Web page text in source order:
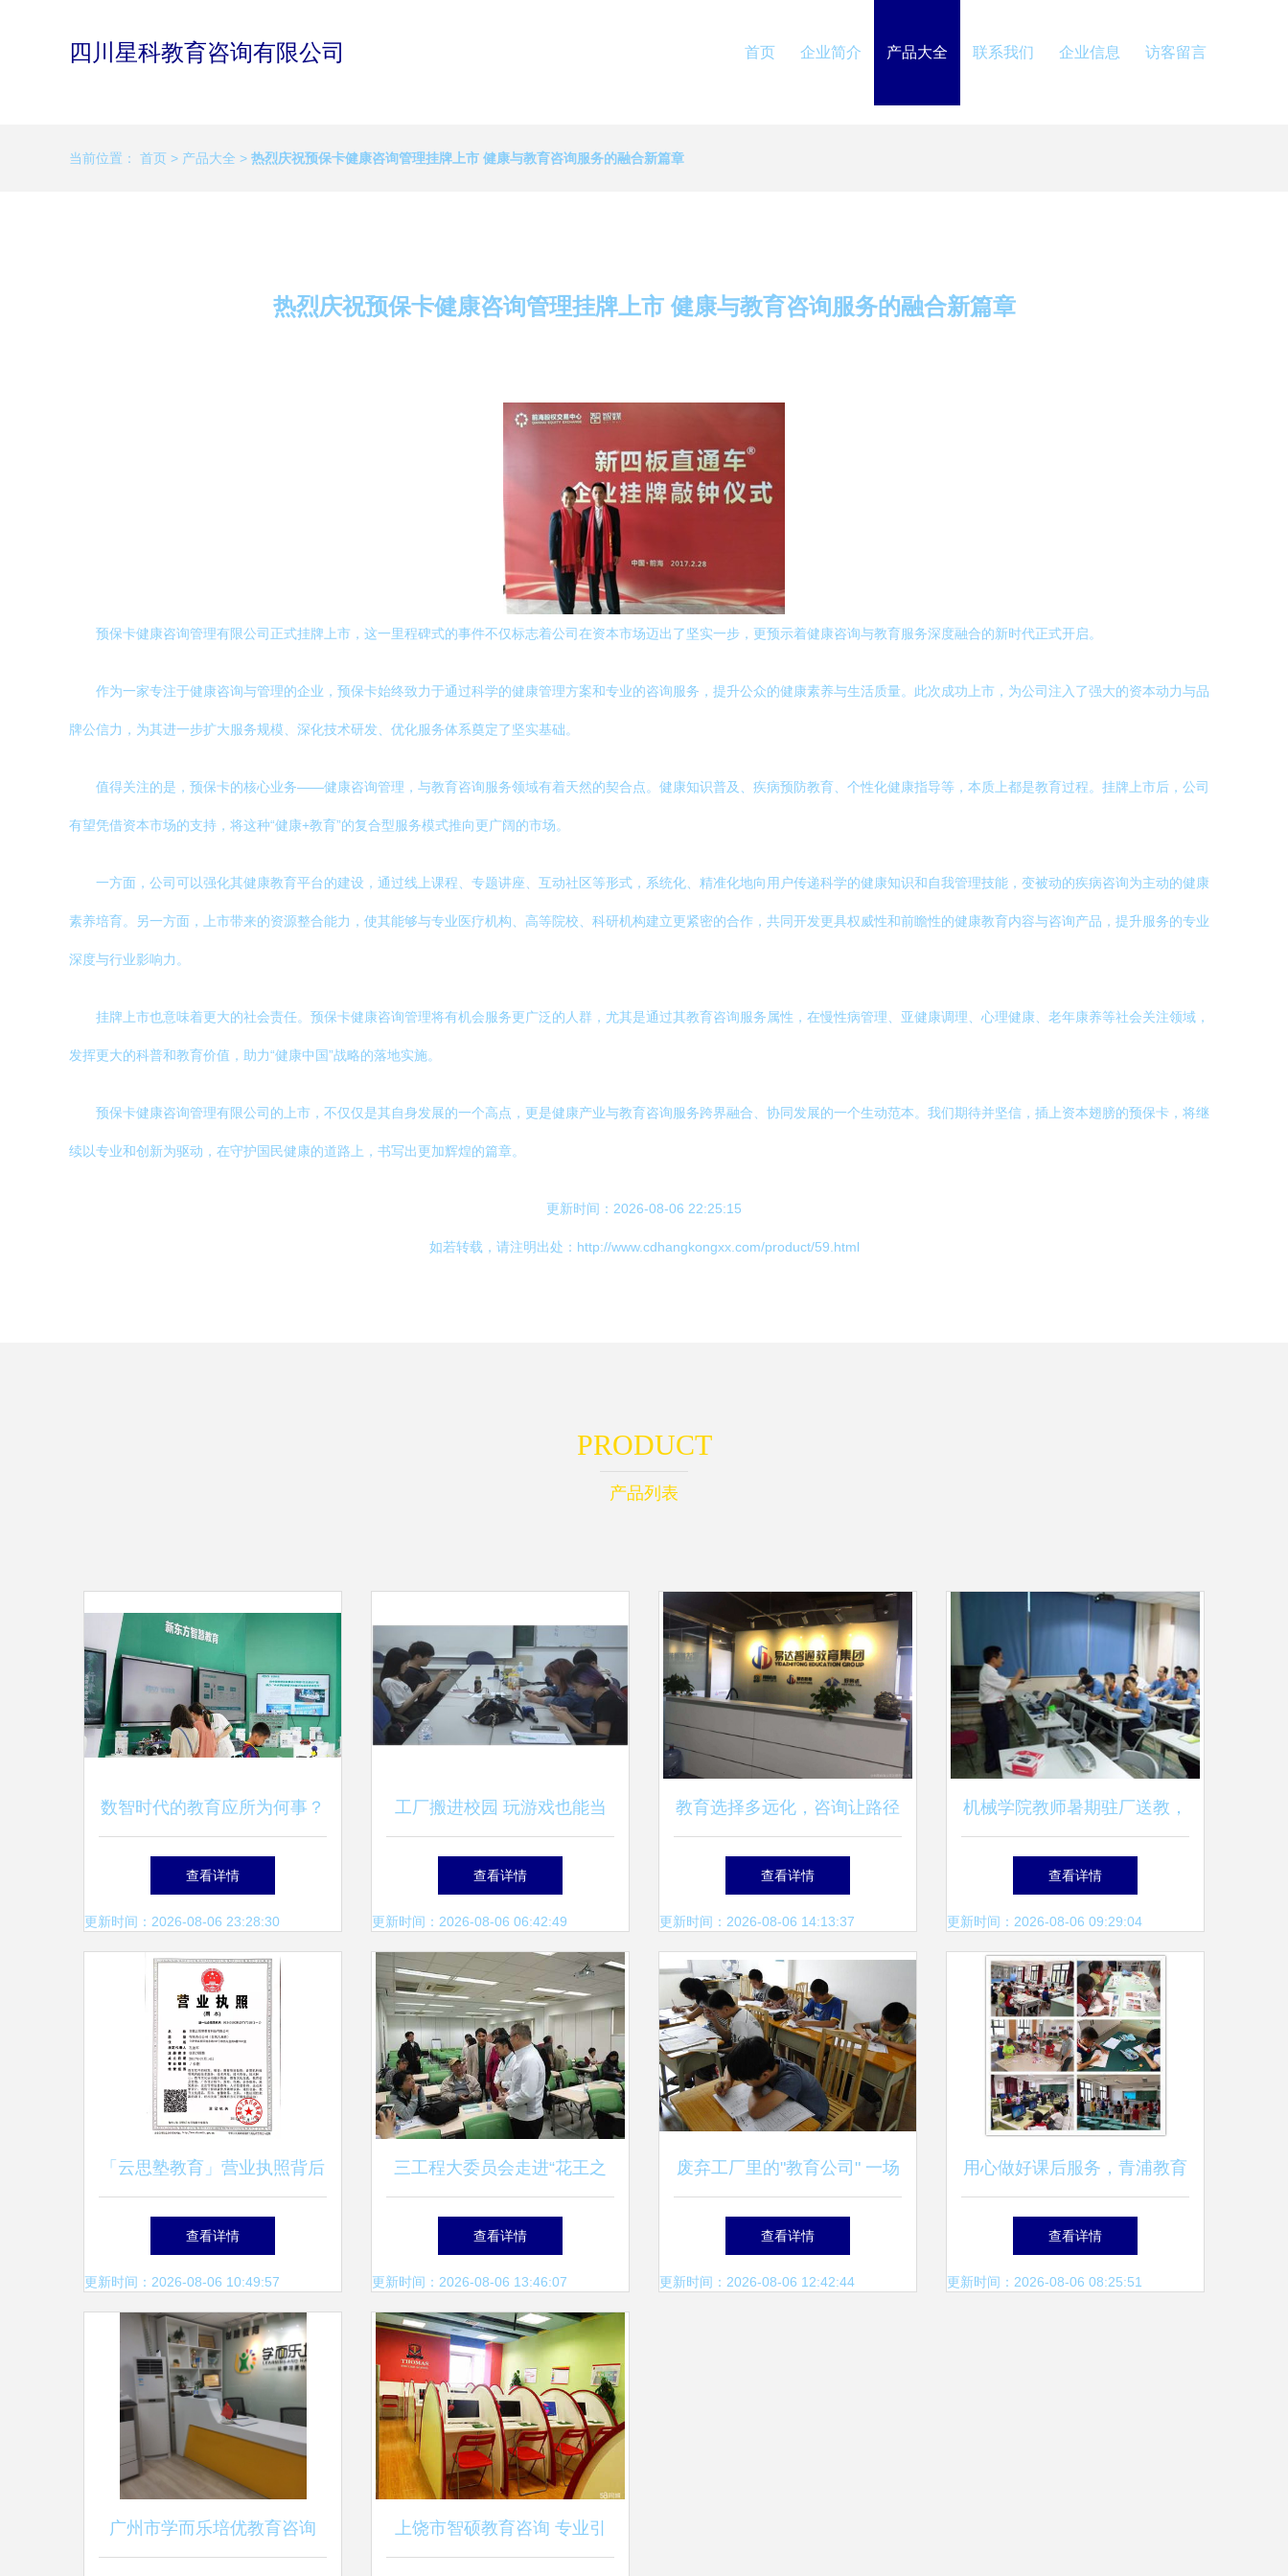
四川星科教育咨询有限公司 首页 企业简介 产品大全 联系我们 企业信息 访客留言
当前位置： 首页 > 产品大全 > 热烈庆祝预保卡健康咨询管理挂牌上市 健康与教育咨询服务的融合新篇章
热烈庆祝预保卡健康咨询管理挂牌上市 健康与教育咨询服务的融合新篇章
预保卡健康咨询管理有限公司正式挂牌上市，这一里程碑式的事件不仅标志着公司在资本市场迈出了坚实一步，更预示着健康咨询与教育服务深度融合的新时代正式开启。
作为一家专注于健康咨询与管理的企业，预保卡始终致力于通过科学的健康管理方案和专业的咨询服务，提升公众的健康素养与生活质量。此次成功上市，为公司注入了强大的资本动力与品
牌公信力，为其进一步扩大服务规模、深化技术研发、优化服务体系奠定了坚实基础。
值得关注的是，预保卡的核心业务——健康咨询管理，与教育咨询服务领域有着天然的契合点。健康知识普及、疾病预防教育、个性化健康指导等，本质上都是教育过程。挂牌上市后，公司
有望凭借资本市场的支持，将这种“健康+教育”的复合型服务模式推向更广阔的市场。
一方面，公司可以强化其健康教育平台的建设，通过线上课程、专题讲座、互动社区等形式，系统化、精准化地向用户传递科学的健康知识和自我管理技能，变被动的疾病咨询为主动的健康
素养培育。另一方面，上市带来的资源整合能力，使其能够与专业医疗机构、高等院校、科研机构建立更紧密的合作，共同开发更具权威性和前瞻性的健康教育内容与咨询产品，提升服务的专业
深度与行业影响力。
挂牌上市也意味着更大的社会责任。预保卡健康咨询管理将有机会服务更广泛的人群，尤其是通过其教育咨询服务属性，在慢性病管理、亚健康调理、心理健康、老年康养等社会关注领域，
发挥更大的科普和教育价值，助力“健康中国”战略的落地实施。
预保卡健康咨询管理有限公司的上市，不仅仅是其自身发展的一个高点，更是健康产业与教育咨询服务跨界融合、协同发展的一个生动范本。我们期待并坚信，插上资本翅膀的预保卡，将继
续以专业和创新为驱动，在守护国民健康的道路上，书写出更加辉煌的篇章。
更新时间：2026-08-06 22:25:15
如若转载，请注明出处：http://www.cdhangkongxx.com/product/59.html
PRODUCT
产品列表
数智时代的教育应所为何事？
——新东方亮相2023服贸会的
再思考
查看详情
更新时间：2026-08-06 23:28:30
工厂搬进校园 玩游戏也能当
饭吃 两岸新职业教育大幕开
启
查看详情
更新时间：2026-08-06 06:42:49
教育选择多远化，咨询让路径
更清晰——专注解决您求学与
职业发展困惑
查看详情
更新时间：2026-08-06 14:13:37
机械学院教师暑期驻厂送教，
开创校企合作新模式
查看详情
更新时间：2026-08-06 09:29:04
「云思塾教育」营业执照背后
的品牌理念与专业教育咨询服
务体系解析
查看详情
更新时间：2026-08-06 10:49:57
三工程大委员会走进“花王之
路”教育咨询服务
查看详情
更新时间：2026-08-06 13:46:07
废弃工厂里的"教育公司" 一场
被戳穿的闹剧
查看详情
更新时间：2026-08-06 12:42:44
用心做好课后服务，青浦教育
在行动——教育咨询服务的深
化与拓展
查看详情
更新时间：2026-08-06 08:25:51
广州市学而乐培优教育咨询 上饶市智硕教育咨询 专业引